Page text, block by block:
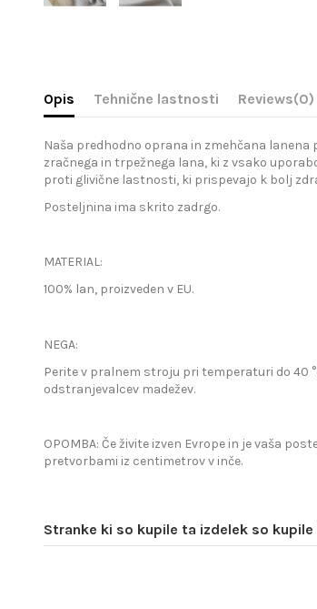
Opis Tehnične lastnosti Reviews(0)
Naša predhodno oprana in zmehčana
zračnega in trpežnega lana, ki z vsako
proti glivične lastnosti, ki prispevajo k bolj
Posteljnina ima skrito zadrgo.
MATERIAL:
100% lan, proizveden v EU.
NEGA:
Perite v pralnem stroju pri temperaturi do 40
odstranjevalcev madežev.
OPOMBA: Če živite izven Evrope in je vaša
pretvorbami iz centimetrov v inče.
Stranke ki so kupile ta izdelek so